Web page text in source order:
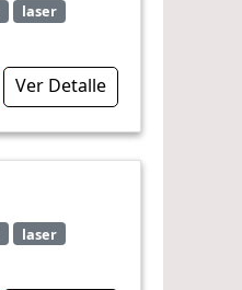
laser
Ver Detalle
laser